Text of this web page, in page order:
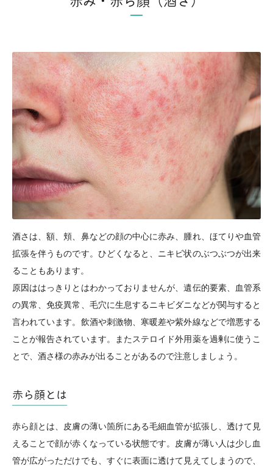
酒さは、額、頬、鼻などの顔の中心に赤み、腫れ、ほてりや血管
拡張を伴うものです。ひどくなると、ニキビ状のぶつぶつが出来
ることもあります。
原因ははっきりとはわかっておりませんが、遺伝的要素、血管系
の異常、免疫異常、毛穴に生息するニキビダニなどが関与すると
言われています。飲酒や刺激物、寒暖差や紫外線などで増悪する
ことが報告されています。またステロイド外用薬を過剰に使うこ
とで、酒さ様の赤みが出ることがあるので注意しましょう。
赤ら顔とは
赤ら顔とは、皮膚の薄い箇所にある毛細血管が拡張し、透けて見
えることで顔が赤くなっている状態です。皮膚が薄い人は少し血
管が広がっただけでも、すぐに表面に透けて見えてしまうので、